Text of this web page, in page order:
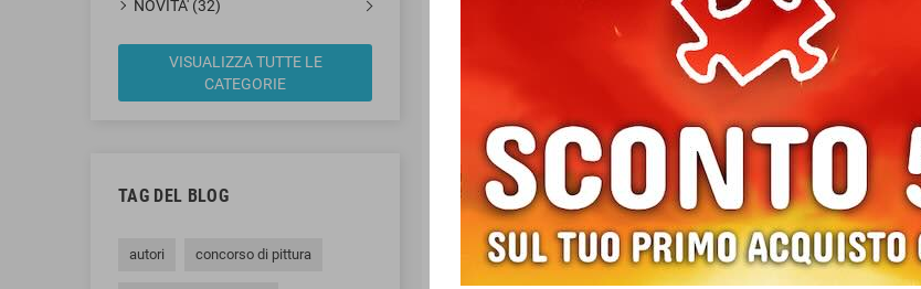
NOVITA' (32)
VISUALIZZA TUTTE LE
CATEGORIE
TAG DEL BLOG
autori concorso di pittura
WARHAMMER DAY 2026 IN LIBRERIA
SABATO 9 MAGGIO 2026